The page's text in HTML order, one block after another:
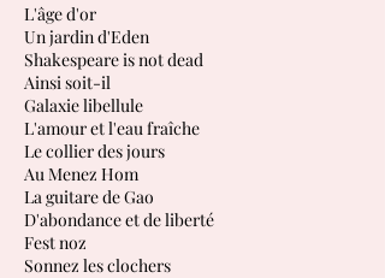
L'âge d'or
Un jardin d'Eden
Shakespeare is not dead
Ainsi soit-il
Galaxie libellule
L'amour et l'eau fraîche
Le collier des jours
Au Menez Hom
La guitare de Gao
D'abondance et de liberté
Fest noz
Sonnez les clochers